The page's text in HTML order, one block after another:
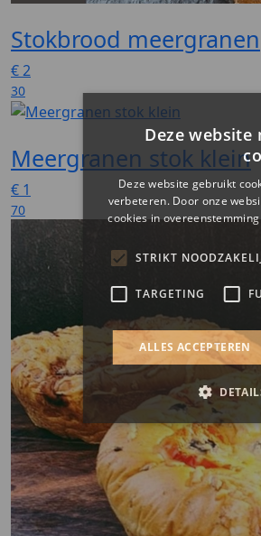
Stokbrood meergranen
€2
30
Meergranen stok klein
€ 1
70